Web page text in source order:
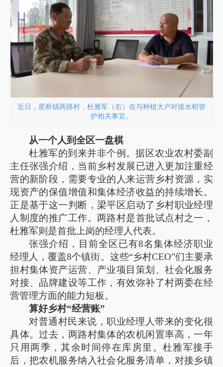
近日，星桥镇两路村，杜雅军（右）在与种植大户对接水稻管
护相关事宜。
从一个人到全区一盘棋
杜雅军的到来并非个例。据区农业农村委副
主任张强介绍，当前乡村发展已进入更加注重经
营的新阶段，需要专业的人来运营乡村资源，实
现资产的保值增值和集体经济收益的持续增长。
正是基于这一判断，梁平区启动了乡村职业经理
人制度的推广工作。两路村是首批试点村之一，
杜雅军则是首批上岗的经理人代表。
张强介绍，目前全区已有8名集体经济职业
经理人，覆盖8个镇街。这些“乡村CEO”们主要承
担村集体资产运营、产业项目策划、社会化服务
对接、品牌建设等工作，有效弥补了村两委在经
营管理方面的能力短板。
算好乡村“经营账”
对普通村民来说，职业经理人带来的变化很
具体。过去，两路村集体的农机闲置率高，一年
只用两季，其余时间停在库房里。杜雅军接手
后，把农机服务纳入社会化服务清单，对接乡镇